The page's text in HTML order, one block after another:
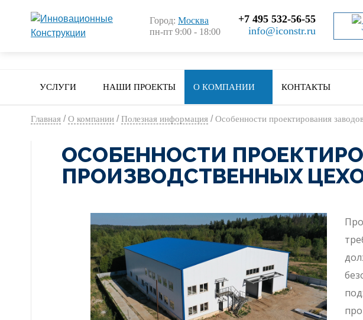
Город: Москва
пн-пт 9:00 - 18:00
+7 495 532-56-55
info@iconstr.ru
УСЛУГИ НАШИ ПРОЕКТЫ О КОМПАНИИ КОНТАКТЫ
Главная /О компании /Полезная информация /Особенности проектирования
ОСОБЕННОСТИ
ПРОИЗВОДСТВЕННЫХ